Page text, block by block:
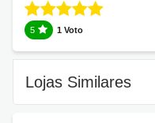
5 1 Voto
Lojas Similares